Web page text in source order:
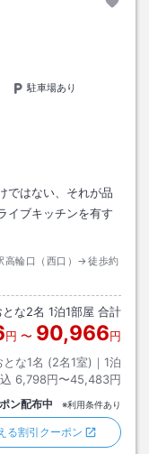
駐車場あり
ではない、それが品
イブキッチンを有す
高輪口（西口）→徒歩約
とな2名 1泊1部屋 合計
円 〜 90,966円
とな1名 (2名1室)｜ 1泊
6,798円〜45,483円
ン配布中 ※利用条件あり
る割引クーポン